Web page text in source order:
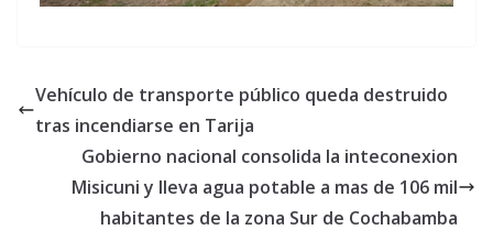
Vehículo de transporte público queda destruido
tras incendiarse en Tarija
Gobierno nacional consolida la inteconexion
Misicuni y lleva agua potable a mas de 106 mil
habitantes de la zona Sur de Cochabamba